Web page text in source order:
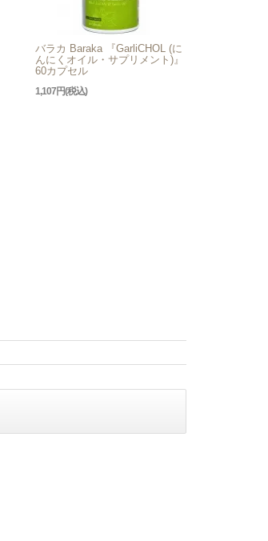
バラカ Baraka 『GarliCHOL (に
んにくオイル・サプリメント)』
60カプセル
1,107円(税込)